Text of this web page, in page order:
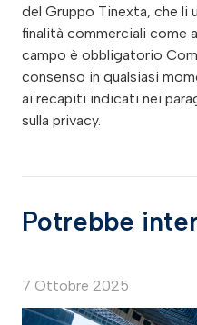
del Gruppo Tinexta, che li
finalità commerciali come
campo è obbligatorio
consenso in qualsiasi
ai recapiti indicati nei
sulla privacy.
Potrebbe
7 Ottobre 2025